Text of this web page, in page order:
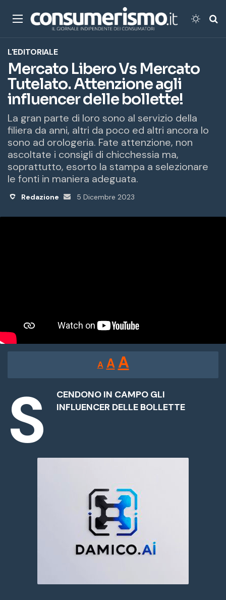
Menu
L'EDITORIALE
Mercato Libero Vs Mercato
Tutelato. Attenzione agli
influencer delle bollette!
La gran parte di loro sono al servizio della
filiera da anni, altri da poco ed altri ancora lo
sono ad orologeria. Fate attenzione, non
ascoltate i consigli di chicchessia ma,
soprattutto, esorto la stampa a selezionare
le fonti in maniera adeguata.
Redazione
Invia
5 Dicembre 2023
A
Reducir
tamaño
de
fuente.
A Restablecer
tamaño
de
fuente
AAumentar
tamaño
de
S
CENDONO IN CAMPO GLI
INFLUENCER DELLE BOLLETTE